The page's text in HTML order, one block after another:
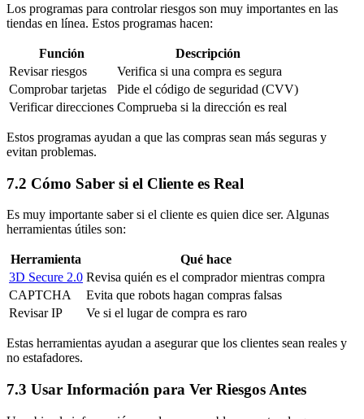
Los programas para controlar riesgos son muy importantes en las
tiendas en línea. Estos programas hacen:
Función
Descripción
Revisar riesgos
Verifica si una compra es segura
Comprobar tarjetas
Pide el código de seguridad (CVV)
Verificar direcciones Comprueba si la dirección es real
Estos programas ayudan a que las compras sean más seguras y
evitan problemas.
7.2 Cómo Saber si el Cliente es Real
Es muy importante saber si el cliente es quien dice ser. Algunas
herramientas útiles son:
Herramienta
Qué hace
3D Secure 2.0 Revisa quién es el comprador mientras compra
CAPTCHA
Evita que robots hagan compras falsas
Revisar IP
Ve si el lugar de compra es raro
Estas herramientas ayudan a asegurar que los clientes sean reales y
no estafadores.
7.3 Usar Información para Ver Riesgos Antes